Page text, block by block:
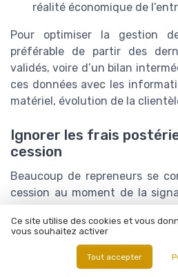
réalité économique de
Pour optimiser la gestion
préférable de partir des
validés, voire d’un bilan
ces données avec les
matériel, évolution de la
Ignorer les frais
cession
Beaucoup de repreneurs se
cession au moment de la
mais oublient les coûts qui
vente :
travaux de mise aux
Ce site utilise des cookies et vous
vous souhaitez activer
Tout accepter